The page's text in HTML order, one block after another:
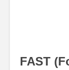
FAST